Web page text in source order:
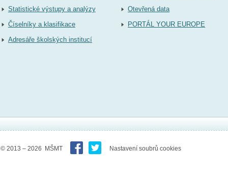
Statistické výstupy a analýzy
Číselníky a klasifikace
Adresáře školských institucí
Otevřená data
PORTÁL YOUR EUROPE
© 2013 – 2026 MŠMT Nastavení soubrů cookies